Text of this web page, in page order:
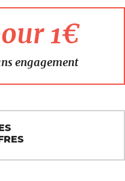
1€
engagement